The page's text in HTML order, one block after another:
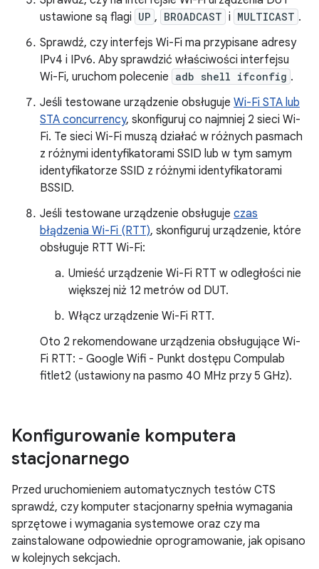
ustawione są flagi UP , BROADCAST i MULTICAST .
Sprawdź, czy interfejs Wi-Fi ma przypisane adresy
IPv4 i IPv6. Aby sprawdzić właściwości interfejsu
Wi-Fi, uruchom polecenie adb shell ifconfig .
Jeśli testowane urządzenie obsługuje Wi-Fi STA lub
STA concurrency, skonfiguruj co najmniej 2 sieci Wi-
Fi. Te sieci Wi-Fi muszą działać w różnych pasmach
z różnymi identyfikatorami SSID lub w tym samym
identyfikatorze SSID z różnymi identyfikatorami
BSSID.
Jeśli testowane urządzenie obsługuje czas
błądzenia Wi-Fi (RTT), skonfiguruj urządzenie, które
obsługuje RTT Wi-Fi:
Umieść urządzenie Wi-Fi RTT w odległości nie
większej niż 12 metrów od DUT.
Włącz urządzenie Wi-Fi RTT.
Oto 2 rekomendowane urządzenia obsługujące Wi-
Fi RTT: - Google Wifi - Punkt dostępu Compulab
fitlet2 (ustawiony na pasmo 40 MHz przy 5 GHz).
Konfigurowanie komputera
stacjonarnego
Przed uruchomieniem automatycznych testów CTS
sprawdź, czy komputer stacjonarny spełnia wymagania
sprzętowe i wymagania systemowe oraz czy ma
zainstalowane odpowiednie oprogramowanie, jak opisano
w kolejnych sekcjach.